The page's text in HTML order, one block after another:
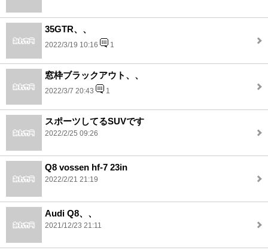
35GTR、、
2022/3/19 10:16 1
窓枠ブラックアウト、、
2022/3/7 20:43 1
スポーツしてるSUVです
2022/2/25 09:26
Q8 vossen hf-7 23in
2022/2/21 21:19
Audi Q8、、
2021/12/23 21:11